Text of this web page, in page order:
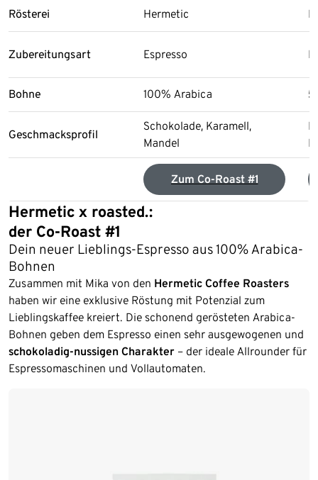
Rösterei Hermetic
Zubereitungsart Espresso
Bohne 100% Arabica
Geschmacksprofil
Schokolade, Karamell,
Mandel
Zum Co-Roast #1
Hermetic x roasted.:
der Co-Roast #1
Dein neuer Lieblings-Espresso aus 100% Arabica-
Bohnen
Zusammen mit Mika von den Hermetic Coffee Roasters
haben wir eine exklusive Röstung mit Potenzial zum
Lieblingskaffee kreiert. Die schonend gerösteten Arabica-
Bohnen geben dem Espresso einen sehr ausgewogenen und
schokoladig-nussigen Charakter – der ideale Allrounder für
Espressomaschinen und Vollautomaten.